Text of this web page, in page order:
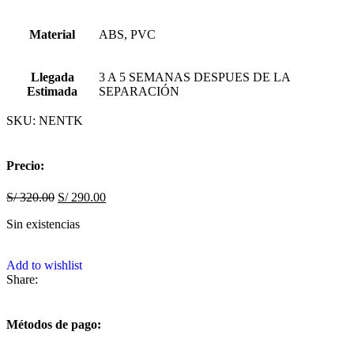
Material ABS, PVC
Llegada
Estimada
3 A 5 SEMANAS DESPUES DE LA
SEPARACIÓN
SKU: NENTK
Precio:
S/320.00 S/290.00
Sin existencias
Add to wishlist
Share:
Métodos de pago: